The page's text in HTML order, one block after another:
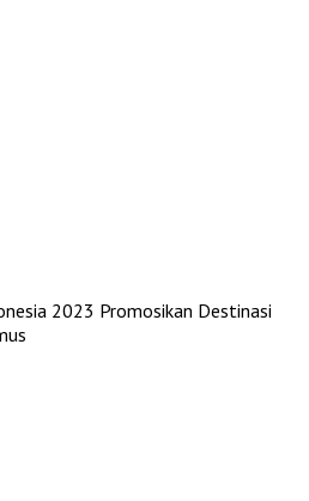
2023 Promosikan Destinasi